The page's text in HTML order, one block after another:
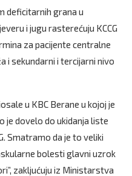
deficitarnih grana u
i jugu rasterećuju KCCG
za pacijente centralne
i sekundarni i tercijarni nivo
u KBC Berane u kojoj je
dovelo do ukidanja liste
Smatramo da je to veliki
bolesti glavni uzrok
zakljućuju iz Ministarstva